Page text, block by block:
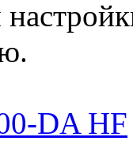
DA HF